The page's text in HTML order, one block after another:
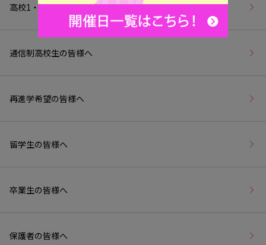
高校1・2年生の皆様へ
通信制高校生の皆様へ
再進学希望の皆様へ
留学生の皆様へ
卒業生の皆様へ
保護者の皆様へ